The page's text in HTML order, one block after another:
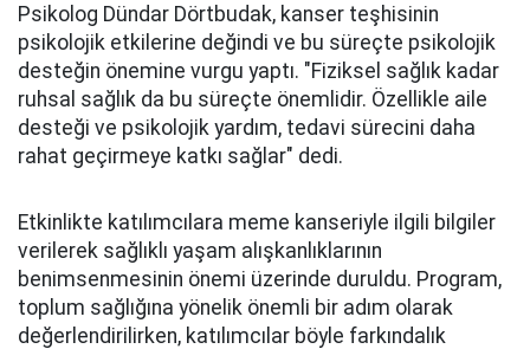
Psikolog Dündar Dörtbudak, kanser teşhisinin
psikolojik etkilerine değindi ve bu süreçte psikolojik
desteğin önemine vurgu yaptı. "Fiziksel sağlık kadar
ruhsal sağlık da bu süreçte önemlidir. Özellikle aile
desteği ve psikolojik yardım, tedavi sürecini daha
rahat geçirmeye katkı sağlar" dedi.
Etkinlikte katılımcılara meme kanseriyle ilgili bilgiler
verilerek sağlıklı yaşam alışkanlıklarının
benimsenmesinin önemi üzerinde duruldu. Program,
toplum sağlığına yönelik önemli bir adım olarak
değerlendirilirken, katılımcılar böyle farkındalık